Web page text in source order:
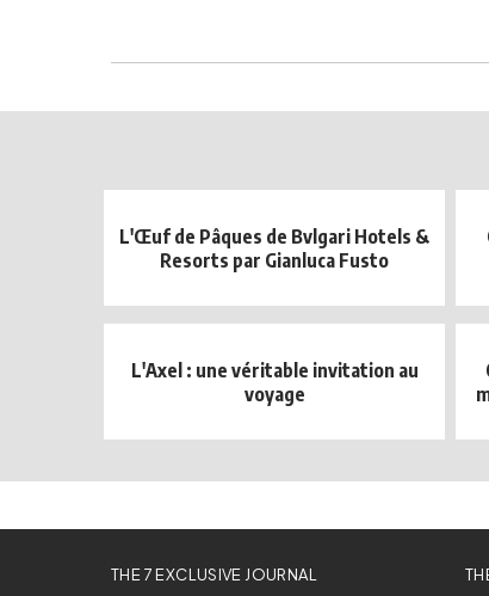
L'Œuf de Pâques de Bvlgari Hotels &
Resorts par Gianluca Fusto
L'Axel : une véritable invitation au
voyage
THE 7 EXCLUSIVE JOURNAL